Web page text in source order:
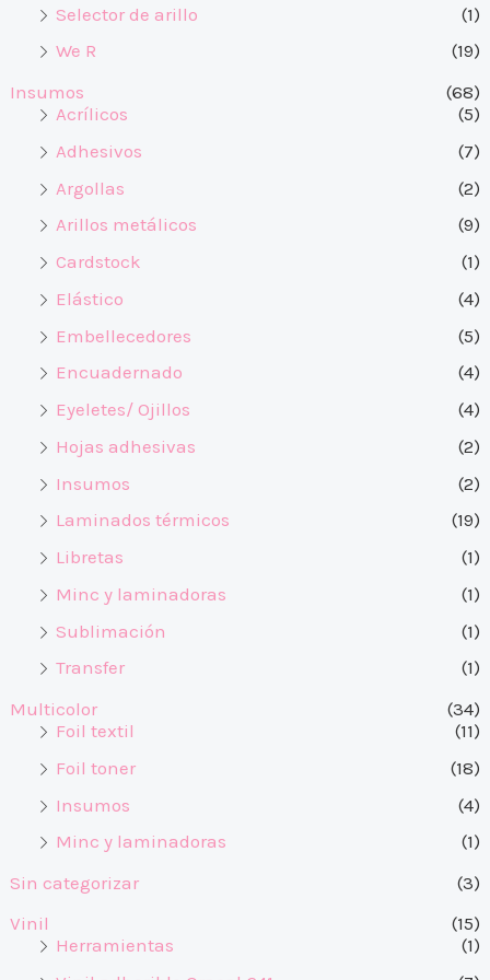
Selector de arillo
(1)
We R
(19)
Insumos
(68)
Acrílicos
(5)
Adhesivos
(7)
Argollas
(2)
Arillos metálicos
(9)
Cardstock
(1)
Elástico
(4)
Embellecedores
(5)
Encuadernado
(4)
Eyeletes/ Ojillos
(4)
Hojas adhesivas
(2)
Insumos
(2)
Laminados térmicos
(19)
Libretas
(1)
Minc y laminadoras
(1)
Sublimación
(1)
Transfer
(1)
Multicolor
(34)
Foil textil
(11)
Foil toner
(18)
Insumos
(4)
Minc y laminadoras
(1)
Sin categorizar
(3)
Vinil
(15)
Herramientas
(1)